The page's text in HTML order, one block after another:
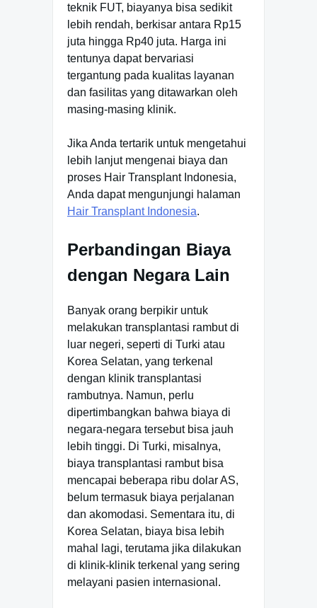
teknik FUT, biayanya bisa sedikit
lebih rendah, berkisar antara Rp15
juta hingga Rp40 juta. Harga ini
tentunya dapat bervariasi
tergantung pada kualitas layanan
dan fasilitas yang ditawarkan oleh
masing-masing klinik.
Jika Anda tertarik untuk mengetahui
lebih lanjut mengenai biaya dan
proses Hair Transplant Indonesia,
Anda dapat mengunjungi halaman
Hair Transplant Indonesia.
Perbandingan Biaya
dengan Negara Lain
Banyak orang berpikir untuk
melakukan transplantasi rambut di
luar negeri, seperti di Turki atau
Korea Selatan, yang terkenal
dengan klinik transplantasi
rambutnya. Namun, perlu
dipertimbangkan bahwa biaya di
negara-negara tersebut bisa jauh
lebih tinggi. Di Turki, misalnya,
biaya transplantasi rambut bisa
mencapai beberapa ribu dolar AS,
belum termasuk biaya perjalanan
dan akomodasi. Sementara itu, di
Korea Selatan, biaya bisa lebih
mahal lagi, terutama jika dilakukan
di klinik-klinik terkenal yang sering
melayani pasien internasional.